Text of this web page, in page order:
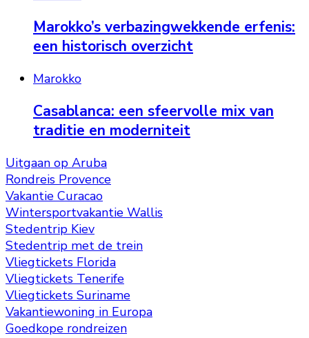
Marokko’s verbazingwekkende erfenis:
een historisch overzicht
Marokko
Casablanca: een sfeervolle mix van
traditie en moderniteit
Uitgaan op Aruba
Rondreis Provence
Vakantie Curacao
Wintersportvakantie Wallis
Stedentrip Kiev
Stedentrip met de trein
Vliegtickets Florida
Vliegtickets Tenerife
Vliegtickets Suriname
Vakantiewoning in Europa
Goedkope rondreizen